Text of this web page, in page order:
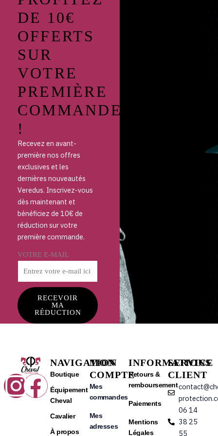
DE 10€
OFFERTS
SUR
VOTRE
PREMIÈRE
COMMANDE
!
Recevez en avant-
première nos offres
exclusives et les
dernières nouveautés
Veredus. Inscrivez-vous
dès maintenant et
bénéficiez de 10€ de
réduction sur votre
première commande.
VOTRE E-MAIL
RECEVOIR
MA
RÉDUCTION
Instagram
Facebook
NAVIGATION
Boutique
Équipement
Cheval
Cavalier
À propos
MON
COMPTE
Mes
commandes
Mes
adresses
INFORMATIONS
Retours &
remboursement
Paiements
Mentions
Légales
SERVICE
CLIENT
06 14
38 25
55